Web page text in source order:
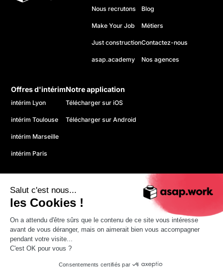
Salut c'est nous...
les Cookies !
On a attendu d'être sûrs que le contenu de ce site vous intéresse
avant de vous déranger, mais on aimerait bien vous accompagner
pendant votre visite...
C'est OK pour vous ?
Consentements certifiés par
Nous recrutons
Make Your Job
Just construction
asap.academy
Blog
Métiers
Contactez-nous
Nos agences
Offres d'intérim
intérim Lyon
intérim Toulouse
intérim Marseille
intérim Paris
Notre application
Télécharger sur iOS
Télécharger sur Android
CGU
Politique de confidentialité
© 2026 asap. Tous droits réservés.